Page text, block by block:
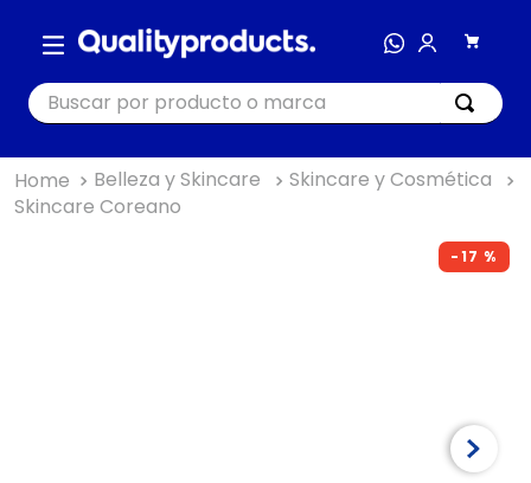
Buscar por producto o marca
Belleza y Skincare
Skincare y Cosmética
Skincare Coreano
-17 %
TÉRMINOS MÁS BUSCADOS
1 .
cocina